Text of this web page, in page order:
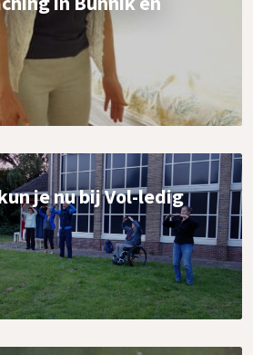
je nu bij Vol-ledig